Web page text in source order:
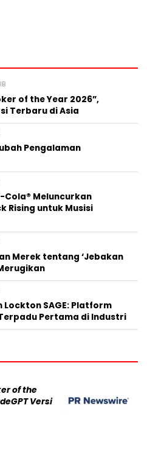
of the Year 2026”,
Terbaru di Asia
Pengalaman
Cola® Meluncurkan
Rising untuk Musisi
Merek tentang ‘Jebakan
SAGE: Platform
Pertama di Industri
of the
Versi